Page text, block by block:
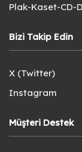
Plak-Kaset-CD-
Bizi Takip Edin
X (Twitter)
Instagram
Müşteri Destek